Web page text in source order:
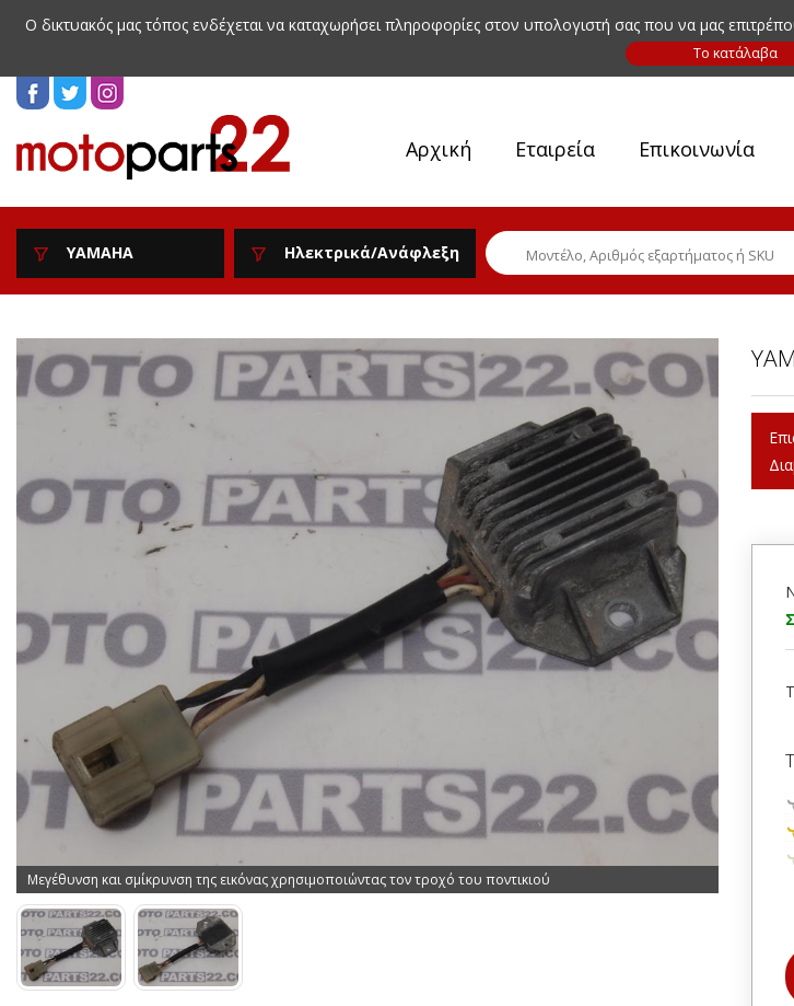
Ο δικτυακός μας τόπος ενδέχεται να καταχωρήσει πληροφορίες στον υπολογιστή σας που να μας
Αρχική Εταιρεία Επικοινωνία
YAMAHA Ηλεκτρικά/Ανάφλεξη
Μεγέθυνση και σμίκρυνση της εικόνας χρησιμοποιώντας τον τροχό του ποντικιού